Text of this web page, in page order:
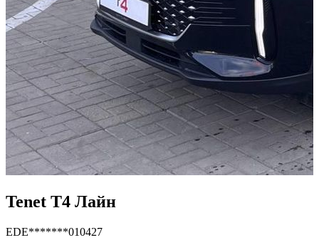
Tenet T4 Лайн
EDE*******010427